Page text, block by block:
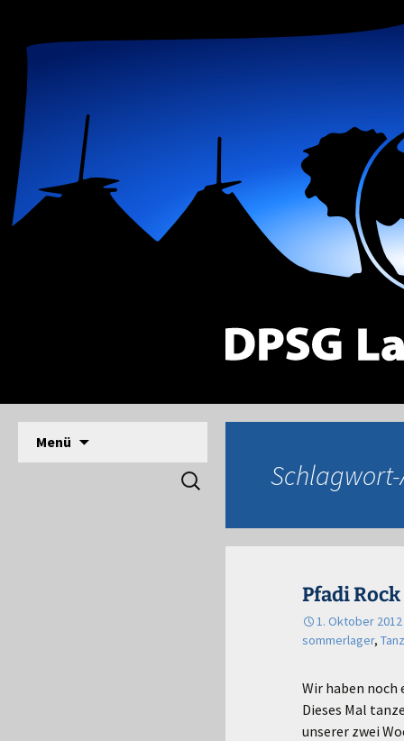
Pfadfinder Langerwehe
DPSG Stamm Langerwehe, Deutsche
Menü
Suchen
nach:
Pfadi
1. Oktober 2012
sommerlager,
Wir haben noch
Dieses Mal
unserer zwei